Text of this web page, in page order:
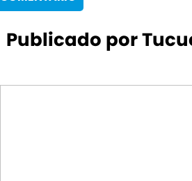
Publicado por